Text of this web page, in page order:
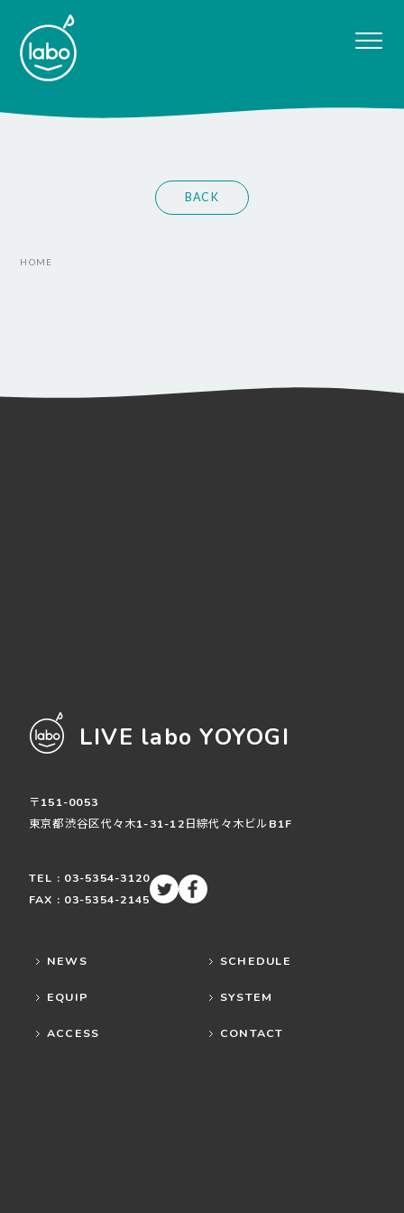
BACK
HOME
LIVE labo YOYOGI
〒151-0053
東京都渋谷区代々木1-31-12日綜代々木ビルB1F
TEL : 03-5354-3120
FAX : 03-5354-2145
NEWS SCHEDULE
EQUIP SYSTEM
ACCESS CONTACT